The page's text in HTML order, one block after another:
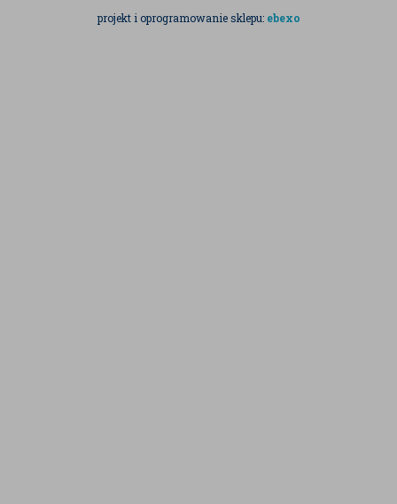
projekt i oprogramowanie sklepu: ebexo